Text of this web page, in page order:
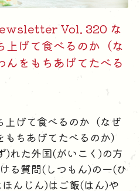
Vol. 320 な
上げて食べるのか（な
んをもちあげてたべる
上げて食べるのか（なぜ
ちあげてたべるのか）
)れた外国(がいこく)の方
る質問(しつもん)の一(ひ
んじん)はご飯(はん)や